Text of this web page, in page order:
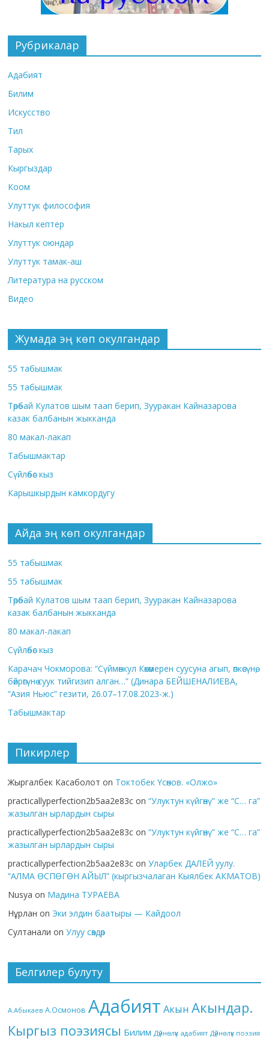
Рубрикалар
Адабият
Билим
Искусство
Тил
Тарых
Кыргыздар
Коом
Улуттук философия
Накыл кептер
Улуттук оюндар
Улуттук тамак-аш
Литература на русском
Видео
Жумада эң көп окулгандар
55 табышмак
55 табышмак
Төрөбай Кулатов шым таап берип, Зууракан Кайназарова
казак балбанын жыкканда
80 макал-лакап
Табышмактар
Сүйлөбөс кыз
Карышкырдын камкордугу
Айда эң көп окулгандар
55 табышмак
55 табышмак
Төрөбай Кулатов шым таап берип, Зууракан Кайназарова
казак балбанын жыкканда
80 макал-лакап
Сүйлөбөс кыз
Карачач Чокморова: “Сүймөнкул Көкөмерен суусуна агып, өпкөсүнө,
бөйрөгүнө суук тийгизип алган…” (Динара БЕЙШЕНАЛИЕВА,
“Азия Ньюс” гезити, 26.07–17.08.2023-ж.)
Табышмактар
Пикирлер
Жыргалбек Касаболот on Токтобек Үсөнов. «Олжо»
practicallyperfection2b5aa2e83c on“Улуктун күйгөнү” же “С… га”
жазылган ырлардын сыры
practicallyperfection2b5aa2e83c on“Улуктун күйгөнү” же “С… га”
жазылган ырлардын сыры
practicallyperfection2b5aa2e83c onУларбек ДАЛЕЙ уулу.
“АЛМА ӨСПӨГӨН АЙЫЛ” (кыргызчалаган Кыялбек АКМАТОВ)
Nusya on Мадина ТУРАЕВА
Нұрлан on Эки элдин баатыры — Кайдоол
Султанали onУлуу сөздөр
Белгилер булуту
А.Абыкаев А.Осмонов Адабият Акын Акындар.
Кыргыз поэзиясы Билим Дүйнөлүк адабият Дүйнөлүк поэзия